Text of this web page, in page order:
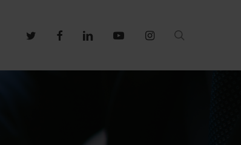
twitter facebooklinkedin youtube instagram